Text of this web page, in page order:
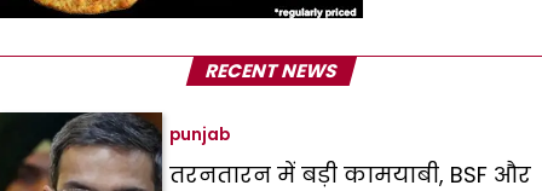
RECENT NEWS
punjab
तरनतारन में बड़ी कामयाबी, BSF और